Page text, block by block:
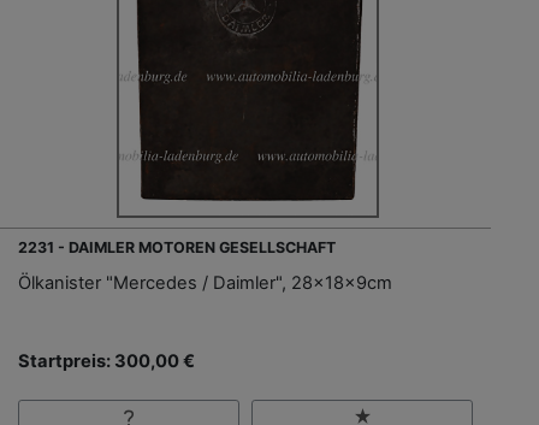
2231 - DAIMLER MOTOREN GESELLSCHAFT
Ölkanister "Mercedes / Daimler", 28x18x9cm
Startpreis: 300,00 €